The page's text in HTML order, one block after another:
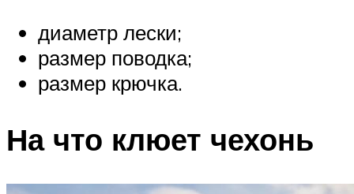
диаметр лески;
размер поводка;
размер крючка.
На что клюет чехонь